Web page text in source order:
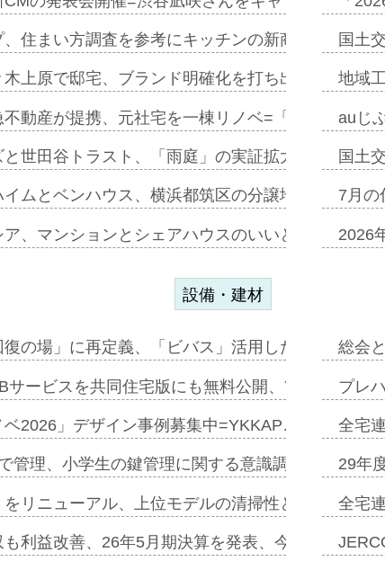
、住まい方調査を参考にキッチンの新商品=「ファ
木上原で邸宅、ブランド明確化を打ち出す=年内に
不動産が提携、元社宅を一棟リノベ=「職住遊」融
と世田谷トラスト、「雨庭」の実証拡大へ=ガーデ
イムとベンハウス、横浜都筑区の分譲地開発で初
ア、マンションとシェアハウスのいいとこどりの
国土
地域
auじ
国土
7月の
2026
設備・建材
復の場」に再定義、「ビバス」活用した新入浴法
サービスを共同住宅版にも無料公開、YKKAPとワ
ベ2026」デザイン事例募集中=YKKAP…
管理、小学生の鍵管理に関する意識調査=Nature…
をリニューアル、上位モデルの清掃性と安全性追
も利益改善、26年5月期決算を発表、今期は増収見
総会
プレ
全宅
29年
全宅